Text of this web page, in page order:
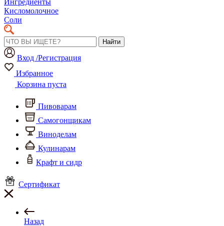
Ингредиенты
Кисломолочное
Соли
Найти
Вход /Регистрация
Избранное
Корзина пуста
Пивоварам
Самогонщикам
Виноделам
Кулинарам
Крафт и сидр
Сертификат
Назад